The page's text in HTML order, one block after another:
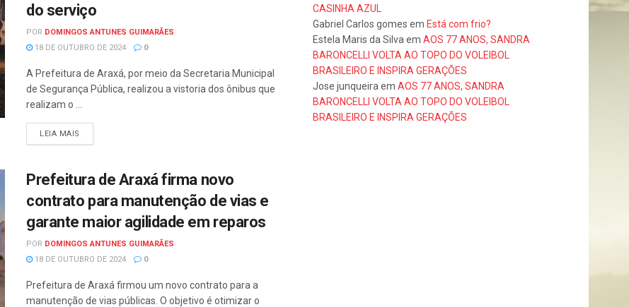
do serviço
POR DOMINGOS ANTUNES GUIMARÃES
18 DE OUTUBRO DE 2024
0
A Prefeitura de Araxá, por meio da Secretaria Municipal
de Segurança Pública, realizou a vistoria dos ônibus que
realizam o ...
LEIA MAIS
Prefeitura de Araxá firma novo
contrato para manutenção de vias e
garante maior agilidade em reparos
POR DOMINGOS ANTUNES GUIMARÃES
18 DE OUTUBRO DE 2024
0
Prefeitura de Araxá firmou um novo contrato para a
manutenção de vias públicas. O objetivo é otimizar o
CASINHA AZUL
Gabriel Carlos gomes em Está com frio?
Estela Maris da Silva em AOS 77 ANOS, SANDRA
BARONCELLI VOLTA AO TOPO DO VOLEIBOL
BRASILEIRO E INSPIRA GERAÇÕES
Jose junqueira em AOS 77 ANOS, SANDRA
BARONCELLI VOLTA AO TOPO DO VOLEIBOL
BRASILEIRO E INSPIRA GERAÇÕES